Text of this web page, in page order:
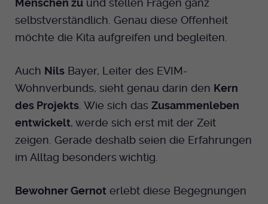
Menschen zu und stellen Fragen ganz
selbstverständlich. Genau diese Offenheit
möchte die Kita aufgreifen und begleiten.
Auch Nils Bayer, Leiter des EVIM-
Wohnverbunds, sieht genau darin den Kern
des Projekts . Wie sich das Zusammenleben
entwickelt, werde sich erst mit der Zeit
zeigen. Gerade deshalb seien die Erfahrungen
im Alltag besonders wichtig.
Bewohner Gernot erlebt diese Begegnungen